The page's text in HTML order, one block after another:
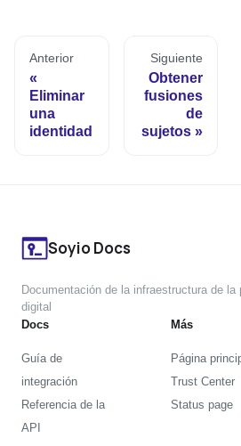
Anterior
Eliminar
una
identidad
Siguiente
Obtener
fusiones
de
sujetos
Soyio Docs
Documentación de la infraestructura de la
digital
Docs
Guía de
integración
Referencia de la
API
Más
Página
Trust Center
Status page